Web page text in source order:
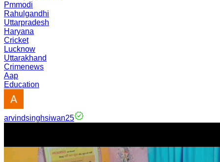
Pmmodi
Rahulgandhi
Uttarpradesh
Haryana
Cricket
Lucknow
Uttarakhand
Crimenews
Aap
Education
arvindsinghsiwan25